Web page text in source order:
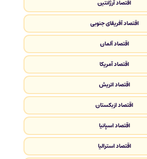
اقتصاد آرژانتین
اقتصاد آفریقای جنوبی
اقتصاد آلمان
اقتصاد آمریکا
اقتصاد اتریش
اقتصاد ازبکستان
اقتصاد اسپانیا
اقتصاد استرالیا